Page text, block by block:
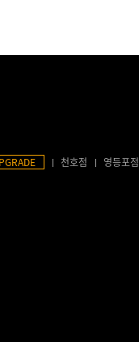
천호점 영등포점